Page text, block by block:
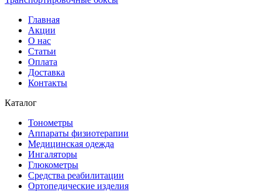
Главная
Акции
О нас
Статьи
Оплата
Доставка
Контакты
Каталог
Тонометры
Аппараты физиотерапии
Медицинская одежда
Ингаляторы
Глюкометры
Средства реабилитации
Ортопедические изделия